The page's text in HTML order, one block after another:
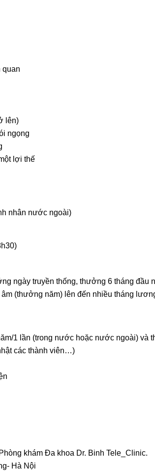
quan
lên)
ngọng
lợi thế
nhân nước ngoài)
ngày truyền thống, thưởng 6 tháng đầu
(thưởng năm) lên đến nhiều tháng
1 lần (trong nước hoặc nước ngoài) và
các thành viên…)
khám Đa khoa Dr. Binh Tele_Clinic.
Hà Nội